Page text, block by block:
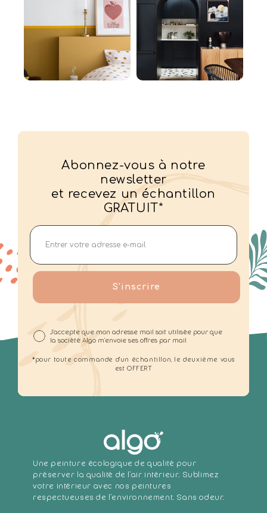
Abonnez-vous à notre
newsletter
et recevez un échantillon
GRATUIT*
S'inscrire
J'accepte que mon adresse mail soit utilisée pour que
la société Algo m'envoie ses offres par mail
*pour toute commande d'un échantillon, le deuxième vous
est OFFERT
Une peinture écologique de qualité pour
préserver la qualité de l'air intérieur. Sublimez
votre intérieur avec nos peintures
respectueuses de l'environnement. Sans odeur.